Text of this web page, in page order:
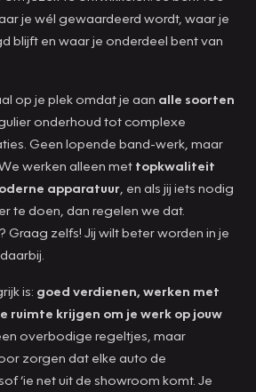
je wél gewaardeerd wordt, waar je
blijft en waar je onderdeel bent van
op je plek omdat je aan alle soorten
onderhoud tot complexe
Geen lopende band-werk, maar
werken alleen met topkwaliteit
apparatuur , en als jij iets nodig
te doen, dan regelen we dat.
Graag zelfs! Jij wilt beter worden in je
is: goed verdienen, werken met
ruimte krijgen om je werk op jouw
overbodige regeltjes, maar
zorgen dat elke auto de
‘ie net uit de showroom komt. Je